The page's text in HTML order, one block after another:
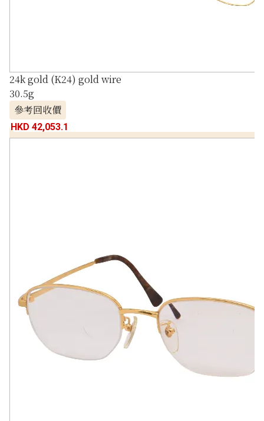
24k gold (K24) gold wire
30.5g
參考回收價
HKD 42,053.1